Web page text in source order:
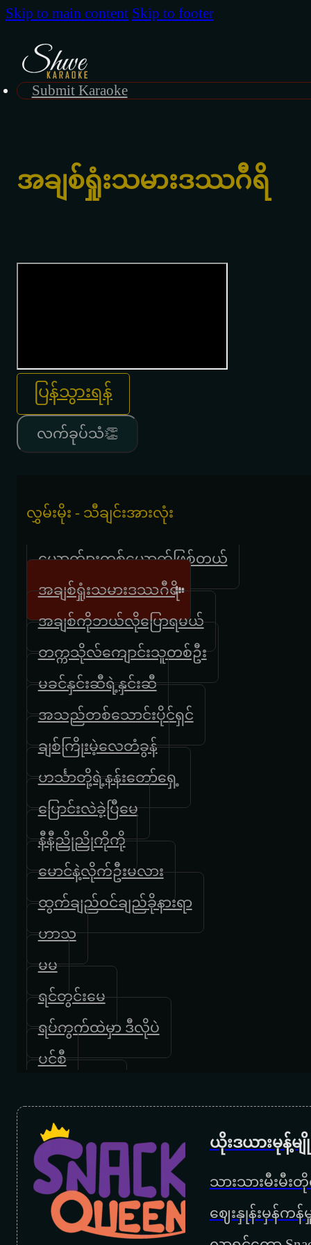
Skip to main content Skip to footer
Submit Karaoke
အချစ်ရှုံးသမားဒဿဂီရိ
ပြန်သွားရန်
လက်ခုပ်သံ👏
လွှမ်းမိုး - သီချင်းအားလုံး
ယောက်ျားတစ်ယောက်ဖြစ်တယ်
အချစ်ရှုံးသမားဒဿဂီရိ
အချစ်ကိုဘယ်လိုပြောရမယ်
တက္ကသိုလ်ကျောင်းသူတစ်ဦး
မခင်နှင်းဆီရဲ့နှင်းဆီ
အသည်တစ်သောင်းပိုင်ရှင်
ချစ်ကြိုးမဲ့လေတံခွန်
ဟင်္သာတို့ရဲ့နန်းတော်ရှေ့
ပြောင်းလဲခဲ့ပြီ‌မေ
နီနီညိုညိုကိုကို
မောင်နဲ့လိုက်ဦးမလား
ထွက်ချည်ဝင်ချည်ခိုနားရာ
ဟာသ
မမ
ရင်တွင်းမေ
ရပ်ကွက်ထဲမှာ ဒီလိုပဲ
ပင်စီ
မအေးကိုချစ်လို့ပါ
အဖေ
ကိုပေါ
ကြယ်ကြွေညတိုင်းဆုတောင်းမယ်
ယိုးဒယားမုန့်
သားသားမီးမီး
ဈေးနှုန်းမှန်က